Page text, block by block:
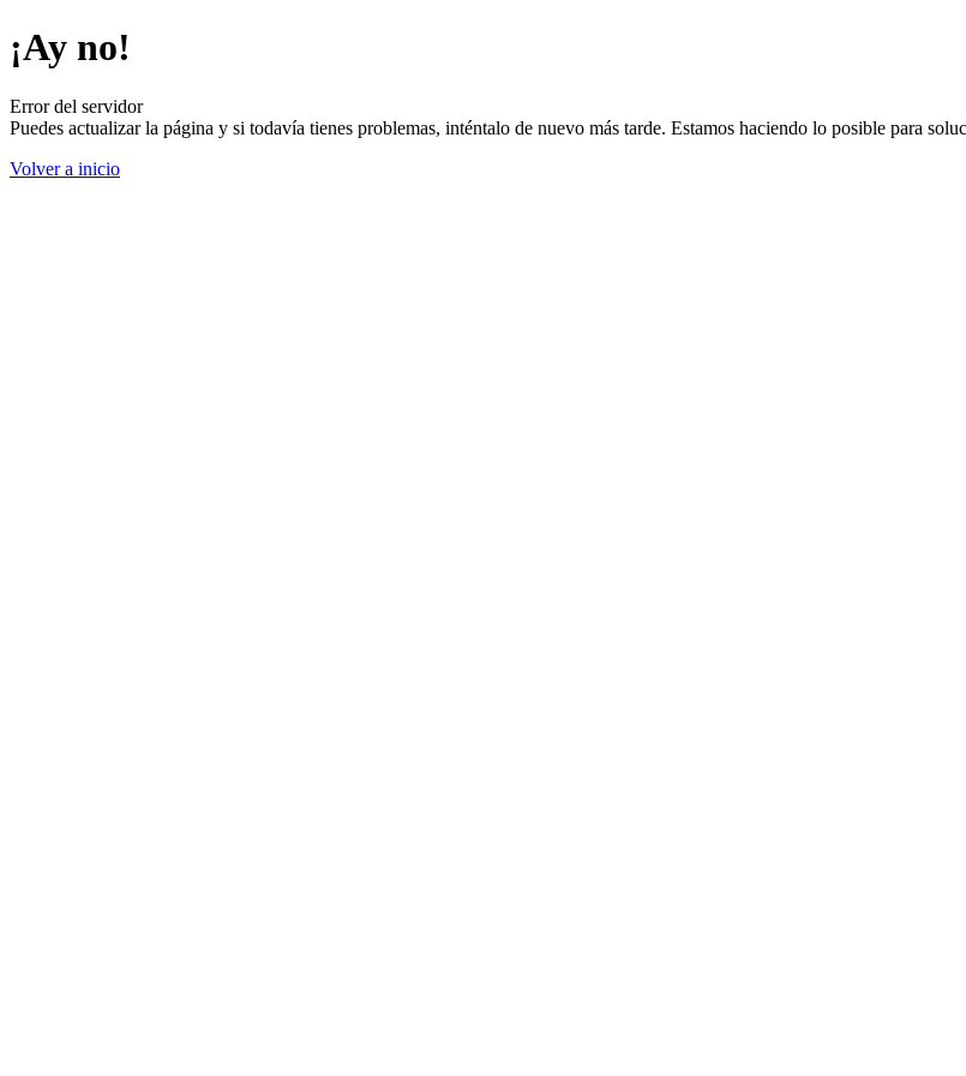
¡Ay no!
Error del servidor
Puedes actualizar la página y si todavía tienes problemas, inténtalo de nuevo más tarde. Estamos haciendo lo posible para
Volver a inicio